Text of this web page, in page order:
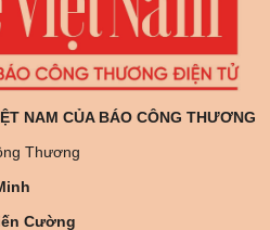
NAM CỦA BÁO CÔNG THƯƠNG
Thương
Cường